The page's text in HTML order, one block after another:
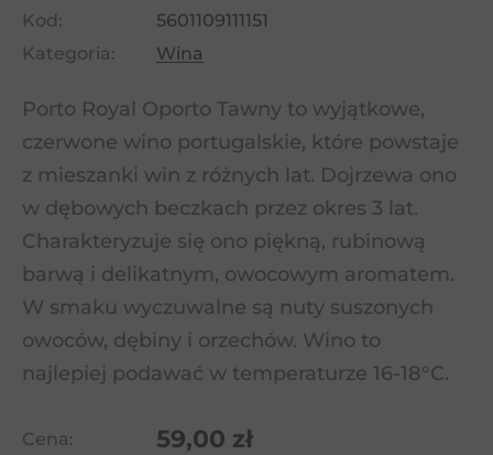
Kod:
5601109111151
Kategoria:
Wina
Porto Royal Oporto Tawny to wyjątkowe,
czerwone wino portugalskie, które powstaje
z mieszanki win z różnych lat. Dojrzewa ono
w dębowych beczkach przez okres 3 lat.
Charakteryzuje się ono piękną, rubinową
barwą i delikatnym, owocowym aromatem.
W smaku wyczuwalne są nuty suszonych
owoców, dębiny i orzechów. Wino to
najlepiej podawać w temperaturze 16-18°C.
Cena: 59,00 zł